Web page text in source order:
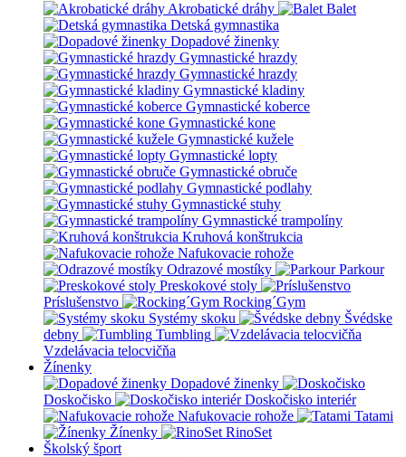
Akrobatické dráhy
Balet
Detská gymnastika
Dopadové žinenky
Gymnastické hrazdy
Gymnastické hrazdy
Gymnastické kladiny
Gymnastické koberce
Gymnastické kone
Gymnastické kužele
Gymnastické lopty
Gymnastické obruče
Gymnastické podlahy
Gymnastické stuhy
Gymnastické trampolíny
Kruhová konštrukcia
Nafukovacie rohože
Odrazové mostíky
Parkour
Preskokové stoly
Príslušenstvo
Rocking´Gym
Systémy skoku
Švédske
debny
Tumbling
Vzdelávacia telocvičňa
Žínenky
Dopadové žinenky
Doskočisko
Doskočisko interiér
Nafukovacie rohože
Tatami
Žínenky
RinoSet
Školský šport